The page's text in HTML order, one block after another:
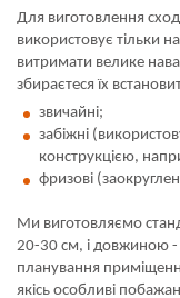
Для виготовлення
використовує тільки
витримати велике
збираєтеся їх
звичайні;
забіжні
конструкцією,
фризові
Ми виготовляємо
20-30 см, і довжиною -
планування
якісь особливі